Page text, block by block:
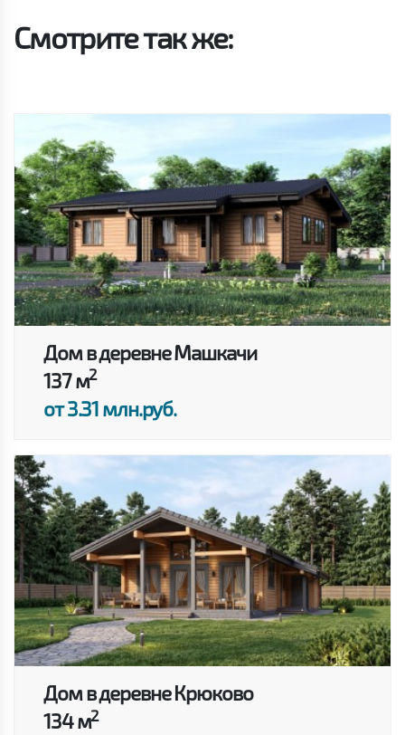
Смотрите так же:
Дом в деревне Машкачи
137 м2
от 3.31 млн.руб.
Дом в деревне Крюково
134 м2